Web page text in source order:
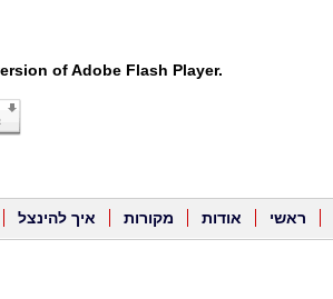
of Adobe Flash Player.
ראשי אודות מקורות איך להינצל